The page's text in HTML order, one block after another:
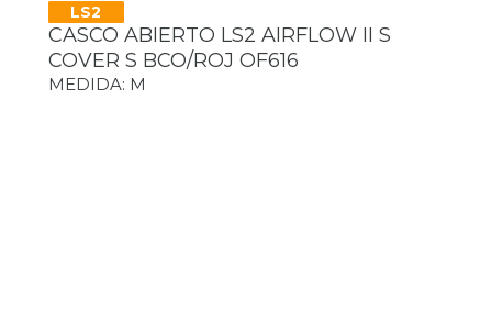
LS2
CASCO ABIERTO LS2 AIRFLOW II S
COVER S BCO/ROJ OF616
MEDIDA: M